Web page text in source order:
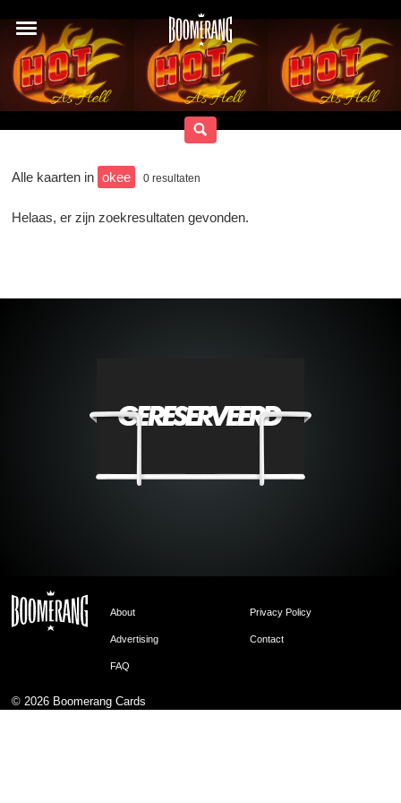
Alle kaarten in okee 0 resultaten
Helaas, er zijn zoekresultaten gevonden.
About Privacy Policy
Advertising Contact
FAQ
© 2026 Boomerang Cards